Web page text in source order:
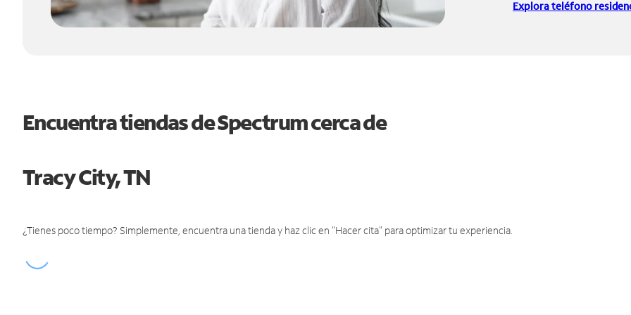
Explora teléfono
Encuentra tiendas de Spectrum cerca de
Tracy City, TN
¿Tienes poco tiempo? Simplemente, encuentra una tienda y haz clic en "Hacer cita" para optimizar tu experiencia.